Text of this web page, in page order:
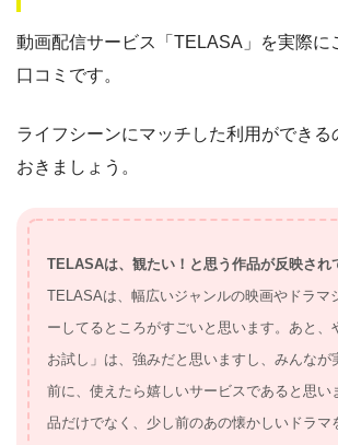
動画配信サービス「TELASA」を実際に
口コミです。
ライフシーンにマッチした利用ができる
おきましょう。
TELASAは、観たい！と思う作品が反映され
TELASAは、幅広いジャンルの映画やドラマ
ーしてるところがすごいと思います。あと、
お試し」は、強みだと思いますし、みんなが
前に、使えたら嬉しいサービスであると思い
品だけでなく、少し前のあの懐かしいドラマ